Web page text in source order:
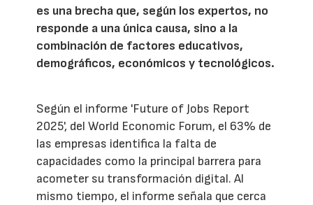
es una brecha que, según los expertos, no
responde a una única causa, sino a la
combinación de factores educativos,
demográficos, económicos y tecnológicos.
Según el informe 'Future of Jobs Report
2025', del World Economic Forum, el 63% de
las empresas identifica la falta de
capacidades como la principal barrera para
acometer su transformación digital. Al
mismo tiempo, el informe señala que cerca